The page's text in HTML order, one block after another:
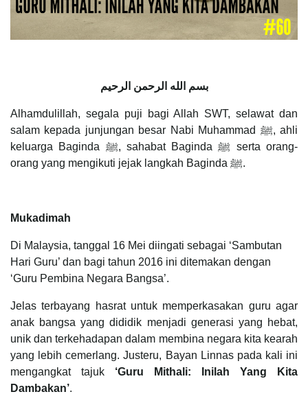
بسم الله الرحمن الرحيم
Alhamdulillah, segala puji bagi Allah SWT, selawat dan
salam kepada junjungan besar Nabi Muhammad ﷺ, ahli
keluarga Baginda ﷺ, sahabat Baginda ﷺ serta orang-
orang yang mengikuti jejak langkah Baginda ﷺ.
Mukadimah
Di Malaysia, tanggal 16 Mei diingati sebagai ‘Sambutan
Hari Guru’ dan bagi tahun 2016 ini ditemakan dengan
‘Guru Pembina Negara Bangsa’.
Jelas terbayang hasrat untuk memperkasakan guru agar
anak bangsa yang dididik menjadi generasi yang hebat,
unik dan terkehadapan dalam membina negara kita kearah
yang lebih cemerlang. Justeru, Bayan Linnas pada kali ini
mengangkat tajuk ‘Guru Mithali: Inilah Yang Kita
Dambakan’.